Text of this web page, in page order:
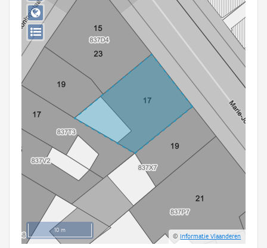
10 m
©Informatie Vlaanderen